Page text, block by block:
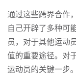
通过这些跨界合作
自己开辟了多种可
员，对于其他运动
值的重要途径。对
运动员的关键一步。